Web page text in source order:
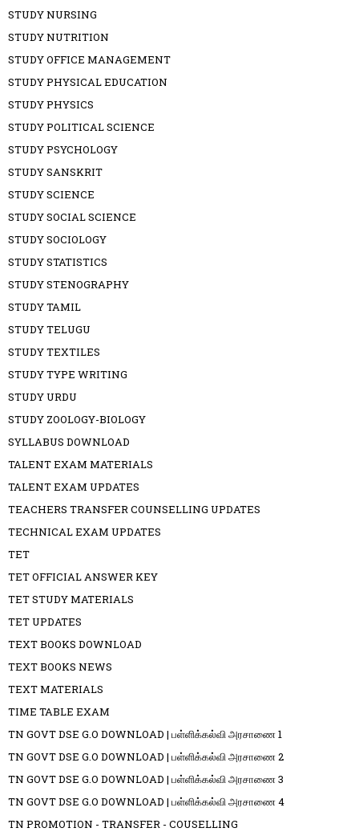
STUDY NURSING
STUDY NUTRITION
STUDY OFFICE MANAGEMENT
STUDY PHYSICAL EDUCATION
STUDY PHYSICS
STUDY POLITICAL SCIENCE
STUDY PSYCHOLOGY
STUDY SANSKRIT
STUDY SCIENCE
STUDY SOCIAL SCIENCE
STUDY SOCIOLOGY
STUDY STATISTICS
STUDY STENOGRAPHY
STUDY TAMIL
STUDY TELUGU
STUDY TEXTILES
STUDY TYPE WRITING
STUDY URDU
STUDY ZOOLOGY-BIOLOGY
SYLLABUS DOWNLOAD
TALENT EXAM MATERIALS
TALENT EXAM UPDATES
TEACHERS TRANSFER COUNSELLING UPDATES
TECHNICAL EXAM UPDATES
TET
TET OFFICIAL ANSWER KEY
TET STUDY MATERIALS
TET UPDATES
TEXT BOOKS DOWNLOAD
TEXT BOOKS NEWS
TEXT MATERIALS
TIME TABLE EXAM
TN GOVT DSE G.O DOWNLOAD | பள்ளிக்கல்வி அரசாணை 1
TN GOVT DSE G.O DOWNLOAD | பள்ளிக்கல்வி அரசாணை 2
TN GOVT DSE G.O DOWNLOAD | பள்ளிக்கல்வி அரசாணை 3
TN GOVT DSE G.O DOWNLOAD | பள்ளிக்கல்வி அரசாணை 4
TN PROMOTION - TRANSFER - COUSELLING